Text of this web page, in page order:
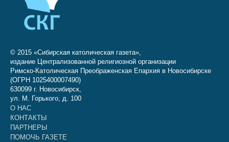
© 2015 «Сибирская католическая газета»,
издание Централизованной религиозной организации
Римско-Католическая Преображенская Епархия в Новосибирске
(ОГРН 1025400007490)
630099 г. Новосибирск,
ул. М. Горького, д. 100
О НАС
КОНТАКТЫ
ПАРТНЕРЫ
ПОМОЧЬ ГАЗЕТЕ